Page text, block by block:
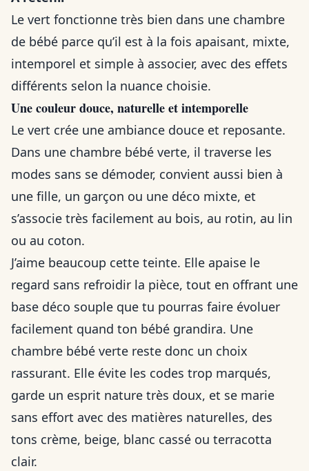
Le vert fonctionne très bien dans une chambre
de bébé parce qu’il est à la fois apaisant, mixte,
intemporel et simple à associer, avec des effets
différents selon la nuance choisie.
Une couleur douce, naturelle et intemporelle
Le vert crée une ambiance douce et reposante.
Dans une chambre bébé verte, il traverse les
modes sans se démoder, convient aussi bien à
une fille, un garçon ou une déco mixte, et
s’associe très facilement au bois, au rotin, au lin
ou au coton.
J’aime beaucoup cette teinte. Elle apaise le
regard sans refroidir la pièce, tout en offrant une
base déco souple que tu pourras faire évoluer
facilement quand ton bébé grandira. Une
chambre bébé verte reste donc un choix
rassurant. Elle évite les codes trop marqués,
garde un esprit nature très doux, et se marie
sans effort avec des matières naturelles, des
tons crème, beige, blanc cassé ou terracotta
clair.